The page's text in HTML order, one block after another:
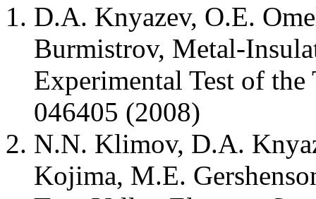
D.A. Knyazev, O.E.
Burmistrov, Metal-
Experimental Test of
046405 (2008)
N.N. Klimov, D.A.
Kojima, M.E.